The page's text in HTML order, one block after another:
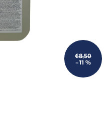
€8,50
–11 %